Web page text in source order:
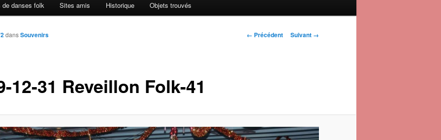
de danses folk Sites amis Historique Objets trouvés
Navigation des
← Précédent Suivant →
12-31 Reveillon Folk-41
dansSouvenirs